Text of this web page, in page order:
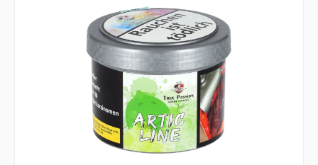
Bildergalerie überspringen